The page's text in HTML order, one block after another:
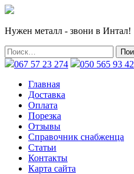
Нужен металл - звони в Интал!
067 57 23 274 050 565 93 42
Главная
Доставка
Оплата
Порезка
Отзывы
Справочник снабженца
Статьи
Контакты
Карта сайта